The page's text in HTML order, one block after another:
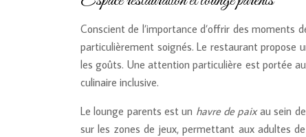
Conscient de l’importance d’offrir des moments
particulièrement soignés. Le restaurant propose
les goûts. Une attention particulière est portée
culinaire inclusive.
Le lounge parents est un havre de paixau sein
sur les zones de jeux, permettant aux adultes